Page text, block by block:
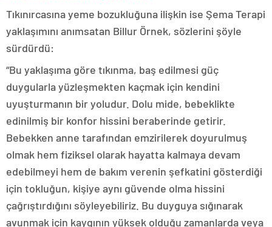
Tıkınırcasına yeme bozukluğuna ilişkin ise Şema Terapi
yaklaşımını anımsatan Billur Örnek, sözlerini şöyle
sürdürdü:
“Bu yaklaşıma göre tıkınma, baş edilmesi güç
duygularla yüzleşmekten kaçmak için kendini
uyuşturmanın bir yoludur. Dolu mide, bebeklikte
edinilmiş bir konfor hissini beraberinde getirir.
Bebekken anne tarafından emzirilerek doyurulmuş
olmak hem fiziksel olarak hayatta kalmaya devam
edebilmeyi hem de bakım verenin şefkatini gösterdiği
için tokluğun, kişiye aynı güvende olma hissini
çağrıştırdığını söyleyebiliriz. Bu duyguya sığınarak
avunmak için kaygının yüksek olduğu zamanlarda veya